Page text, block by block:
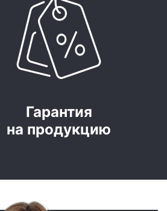
Гарантия
на продукцию